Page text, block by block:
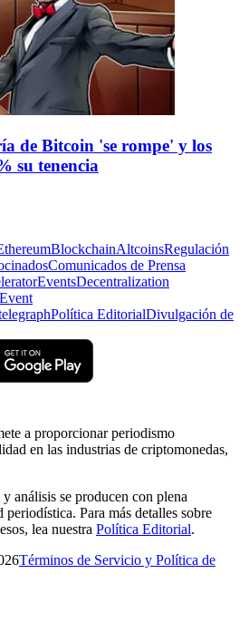
de Bitcoin 'se rompe' y los
su tenencia
BlockchainAltcoinsRegulación
Comunicados de Prensa
EventsDecentralization
Política EditorialDivulgación de
a proporcionar periodismo
en las industrias de criptomonedas,
análisis se producen con plena
Para más detalles sobre
lea nuestra Política Editorial.
Términos de Servicio y Política de